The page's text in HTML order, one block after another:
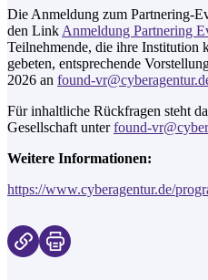
Die Anmeldung zum Partnering-
den LinkAnmeldung Partnering
Teilnehmende, die ihre Institution
gebeten, entsprechende
2026 an found-
Für inhaltliche Rückfragen steht
Gesellschaft unterfound-
Weitere Informationen:
https://www.cyberagentur.de/